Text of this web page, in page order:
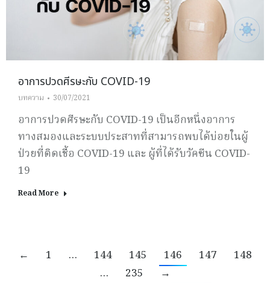
อาการปวดศีรษะกับ COVID-19
บทความ 30/07/2021
อาการปวดศีรษะกับ COVID-19 เป็นอีกหนึ่งอาการ
ทางสมองและระบบประสาทที่สามารถพบได้บ่อยในผู้
ป่วยที่ติดเชื้อ COVID-19 และ ผู้ที่ได้รับวัคซีน COVID-
19
Read More
← 1 … 144 145 146 147
148
…
235 →